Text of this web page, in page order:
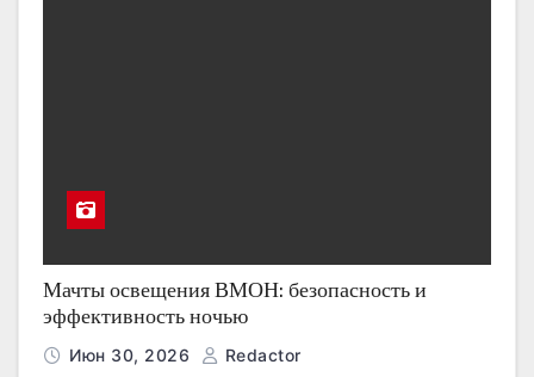
Мачты освещения ВМОН: безопасность и
эффективность ночью
Июн 30, 2026 Redactor